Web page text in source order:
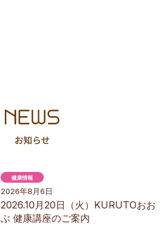
2026年8月6日
2026.10月20日（火）KURUTOおお
ぶ 健康講座のご案内
健康情報